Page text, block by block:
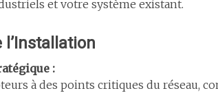
et votre système existant.
:
à des points critiques du réseau,